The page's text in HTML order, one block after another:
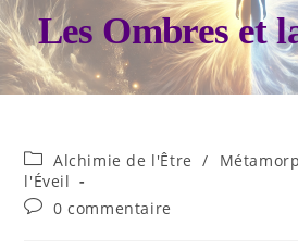
Les Ombres et
Alchimie de l'Être /
l'Éveil
0 commentaire